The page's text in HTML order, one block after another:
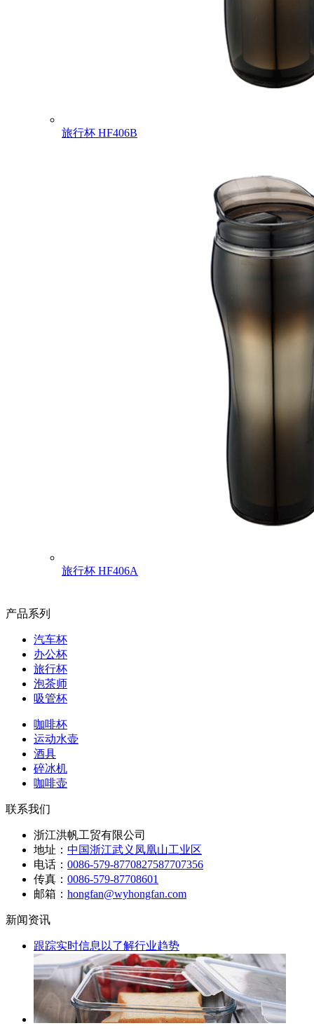
旅行杯 HF406B
旅行杯 HF406A
产品系列
汽车杯
办公杯
旅行杯
泡茶师
吸管杯
咖啡杯
运动水壶
酒具
碎冰机
咖啡壶
联系我们
浙江洪帆工贸有限公司
地址： 中国浙江武义凤凰山工业区
电话： 0086-579-8770827587707356
传真： 0086-579-87708601
邮箱： hongfan@wyhongfan.com
新闻资讯
跟踪实时信息以了解行业趋势